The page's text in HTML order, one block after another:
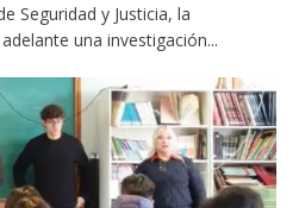
Seguridad y Justicia, la
una investigación...